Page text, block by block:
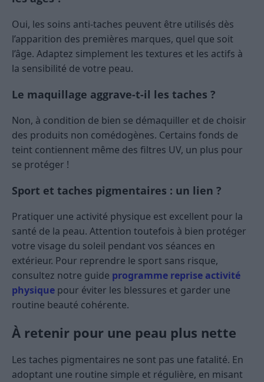
Oui, les soins anti-taches peuvent être utilisés dès
l’apparition des premières marques, quel que soit
l’âge. Adaptez simplement les textures et les actifs à
la sensibilité de votre peau.
Le maquillage aggrave-t-il les taches ?
Non, à condition de bien se démaquiller et de choisir
des produits non comédogènes. Certains fonds de
teint contiennent même des filtres UV, un plus pour
se protéger !
Sport et taches pigmentaires : un lien ?
Pratiquer une activité physique est excellent pour la
santé de la peau. Attention toutefois à bien protéger
votre visage du soleil pendant vos séances en
extérieur. Pour reprendre le sport sans risque,
consultez notre guide programme reprise activité
physique pour éviter les blessures et garder une
routine beauté cohérente.
À retenir pour une peau plus nette
Les taches pigmentaires ne sont pas une fatalité. En
adoptant une routine simple et régulière, en misant